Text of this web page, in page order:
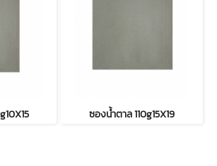
ซองน้ำตาล 110g15X19